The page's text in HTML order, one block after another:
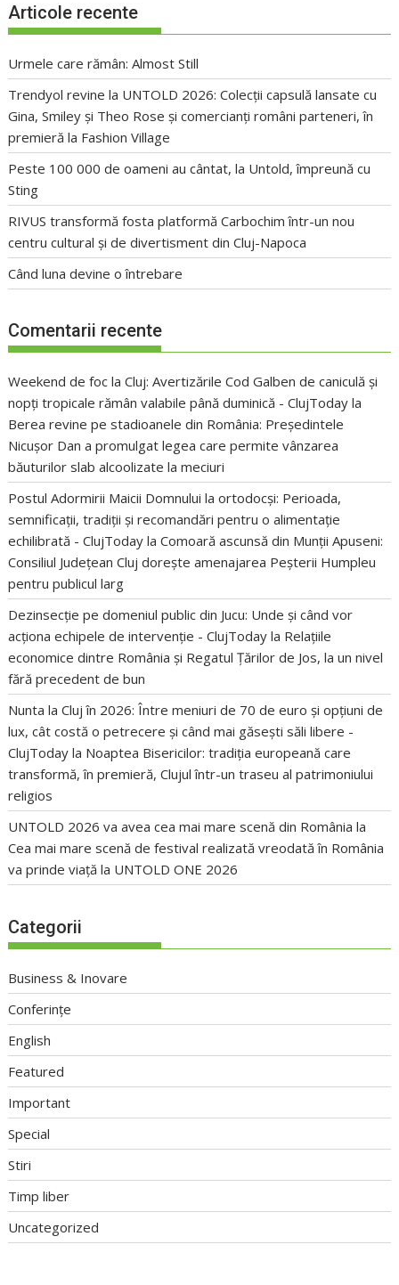
Articole recente
Urmele care rămân: Almost Still
Trendyol revine la UNTOLD 2026: Colecții capsulă lansate cu
Gina, Smiley și Theo Rose și comercianți români parteneri, în
premieră la Fashion Village
Peste 100 000 de oameni au cântat, la Untold, împreună cu
Sting
RIVUS transformă fosta platformă Carbochim într-un nou
centru cultural și de divertisment din Cluj-Napoca
Când luna devine o întrebare
Comentarii recente
Weekend de foc la Cluj: Avertizările Cod Galben de caniculă și
nopți tropicale rămân valabile până duminică - ClujToday la
Berea revine pe stadioanele din România: Președintele
Nicușor Dan a promulgat legea care permite vânzarea
băuturilor slab alcoolizate la meciuri
Postul Adormirii Maicii Domnului la ortodocși: Perioada,
semnificații, tradiții și recomandări pentru o alimentație
echilibrată - ClujToday laComoară ascunsă din Munții Apuseni:
Consiliul Județean Cluj dorește amenajarea Peșterii Humpleu
pentru publicul larg
Dezinsecție pe domeniul public din Jucu: Unde și când vor
acționa echipele de intervenție - ClujToday la Relațiile
economice dintre România și Regatul Țărilor de Jos, la un nivel
fără precedent de bun
Nunta la Cluj în 2026: Între meniuri de 70 de euro și opțiuni de
lux, cât costă o petrecere și când mai găsești săli libere -
ClujToday la Noaptea Bisericilor: tradiția europeană care
transformă, în premieră, Clujul într-un traseu al patrimoniului
religios
UNTOLD 2026 va avea cea mai mare scenă din România la
Cea mai mare scenă de festival realizată vreodată în România
va prinde viață la UNTOLD ONE 2026
Categorii
Business & Inovare
Conferințe
English
Featured
Important
Special
Stiri
Timp liber
Uncategorized